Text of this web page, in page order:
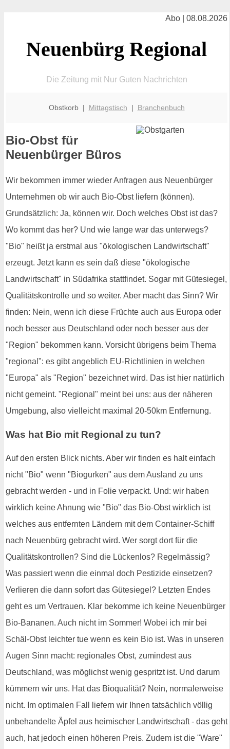
Abo | 08.08.2026
Neuenbürg Regional
Die Zeitung mit Nur Guten Nachrichten
Obstkorb | Mittagstisch | Branchenbuch
Bio-Obst für
Neuenbürger Büros
Wir bekommen immer wieder Anfragen aus Neuenbürger
Unternehmen ob wir auch Bio-Obst liefern (können).
Grundsätzlich: Ja, können wir. Doch welches Obst ist das?
Wo kommt das her? Und wie lange war das unterwegs?
"Bio" heißt ja erstmal aus "ökologischen Landwirtschaft"
erzeugt. Jetzt kann es sein daß diese "ökologische
Landwirtschaft" in Südafrika stattfindet. Sogar mit Gütesiegel,
Qualitätskontrolle und so weiter. Aber macht das Sinn? Wir
finden: Nein, wenn ich diese Früchte auch aus Europa oder
noch besser aus Deutschland oder noch besser aus der
"Region" bekommen kann. Vorsicht übrigens beim Thema
"regional": es gibt angeblich EU-Richtlinien in welchen
"Europa" als "Region" bezeichnet wird. Das ist hier natürlich
nicht gemeint. "Regional" meint bei uns: aus der näheren
Umgebung, also vielleicht maximal 20-50km Entfernung.
Was hat Bio mit Regional zu tun?
Auf den ersten Blick nichts. Aber wir finden es halt einfach
nicht "Bio" wenn "Biogurken" aus dem Ausland zu uns
gebracht werden - und in Folie verpackt. Und: wir haben
wirklich keine Ahnung wie "Bio" das Bio-Obst wirklich ist
welches aus entfernten Ländern mit dem Container-Schiff
nach Neuenbürg gebracht wird. Wer sorgt dort für die
Qualitätskontrollen? Sind die Lückenlos? Regelmässig?
Was passiert wenn die einmal doch Pestizide einsetzen?
Verlieren die dann sofort das Gütesiegel? Letzten Endes
geht es um Vertrauen. Klar bekomme ich keine Neuenbürger
Bio-Bananen. Auch nicht im Sommer! Wobei ich mir bei
Schäl-Obst leichter tue wenn es kein Bio ist. Was in unseren
Augen Sinn macht: regionales Obst, zumindest aus
Deutschland, was möglichst wenig gespritzt ist. Und darum
kümmern wir uns. Hat das Bioqualität? Nein, normalerweise
nicht. Im optimalen Fall liefern wir Ihnen tatsächlich völlig
unbehandelte Äpfel aus heimischer Landwirtschaft - das geht
auch, hat jedoch einen höheren Preis. Zudem ist die "Ware"